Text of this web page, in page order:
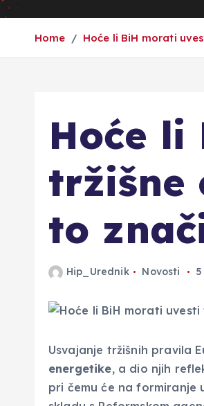
Home Hoće li BiH morati
Hoće li
tržišne
to
Hip_Urednik Novosti
Usvajanje tržišnih pravila
energetike, a dio njih
pri čemu će na